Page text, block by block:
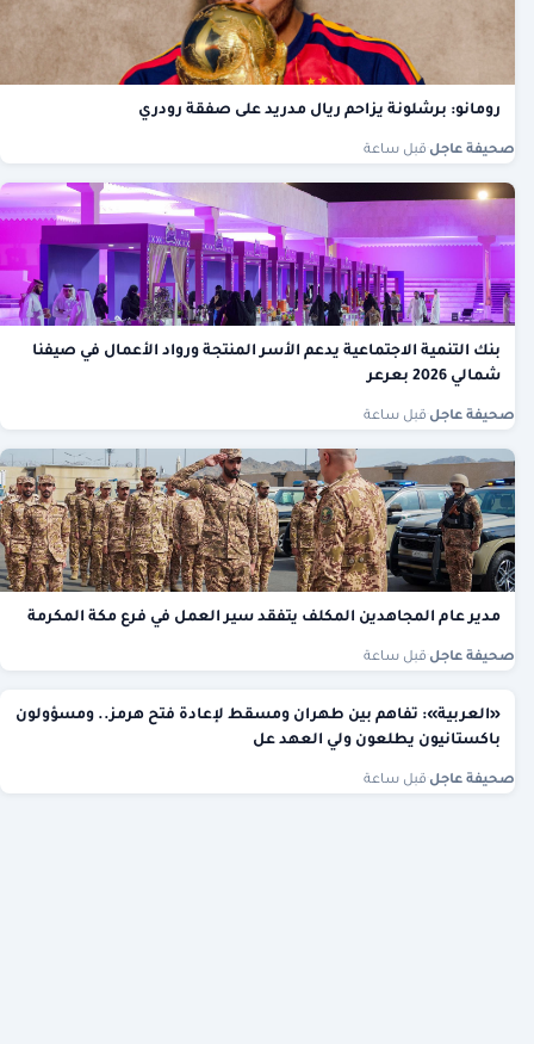
رومانو: برشلونة يزاحم ريال مدريد على صفقة رودري
صحيفة عاجل قبل ساعة
بنك التنمية الاجتماعية يدعم الأسر المنتجة ورواد الأعمال في صيفنا
شمالي 2026 بعرعر
صحيفة عاجل قبل ساعة
مدير عام المجاهدين المكلف يتفقد سير العمل في فرع مكة المكرمة
صحيفة عاجل قبل ساعة
«العربية»: تفاهم بين طهران ومسقط لإعادة فتح هرمز.. ومسؤولون
باكستانيون يطلعون ولي العهد عل
صحيفة عاجل قبل ساعة